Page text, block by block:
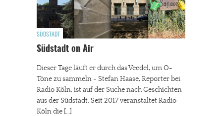
SÜDSTADT
Südstadt on Air
Dieser Tage läuft er durch das Veedel, um O-
Töne zu sammeln - Stefan Haase, Reporter bei
Radio Köln, ist auf der Suche nach Geschichten
aus der Südstadt. Seit 2017 veranstaltet Radio
Köln die […]